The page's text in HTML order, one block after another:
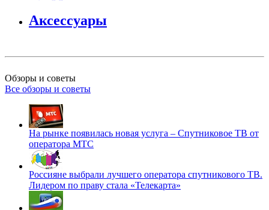
Аксессуары
Обзоры и советы
Все обзоры и советы
На рынке появилась новая услуга – Спутниковое ТВ от
оператора МТС
Россияне выбрали лучшего оператора спутникового ТВ.
Лидером по праву стала «Телекарта»